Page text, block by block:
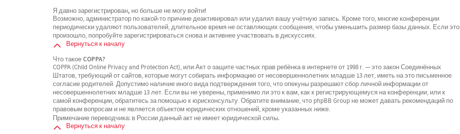
Я давно зарегистрирован, но больше не могу войти!
Возможно, администратор по какой-то причине деактивировал или удалил вашу учётную запись. Кроме того, многие конференции
периодически удаляют пользователей, длительное время не оставляющих сообщения, чтобы уменьшить размер базы данных. Если это
произошло, попробуйте зарегистрироваться снова и активнее участвовать в дискуссиях.
Вернуться к началу
Что такое COPPA?
COPPA (Child Online Privacy and Protection Act), или Акт о защите частных прав ребёнка в интернете от 1998 г. — это закон Соединённых
Штатов, требующий от сайтов, которые могут собирать информацию от несовершеннолетних младше 13 лет, иметь на это письменное
согласие родителей. Допустимо наличие иного вида подтверждения того, что опекуны разрешают сбор личной информации от
несовершеннолетних младше 13 лет. Если вы не уверены, применимо ли это к вам, как к регистрирующемуся на конференции, или к
самой конференции, обратитесь за помощью к юрисконсульту. Обратите внимание, что phpBB Group не может давать рекомендаций по
правовым вопросам и не является объектом юридических отношений, кроме указанных ниже.
Примечание переводчика: в России данный акт не имеет юридической силы.
Вернуться к началу